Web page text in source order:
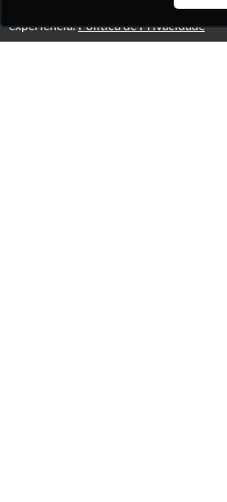
Este site usa cookies para melhorar sua
experiência.Política de Privacidade